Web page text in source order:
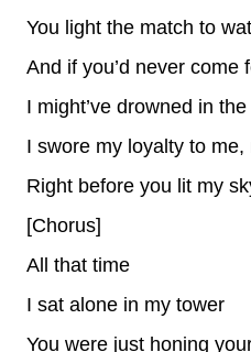
You light the match to
And if you’d never come
I might’ve drowned in
I swore my loyalty to me,
Right before you lit my
[Chorus]
All that time
I sat alone in my tower
You were just honing